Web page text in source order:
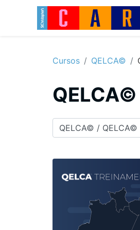
Ir para o conteúdo principal
Cursos QELCA©
Categorias de Cursos